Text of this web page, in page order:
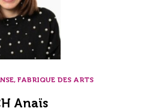
FABRIQUE DES ARTS
Anaïs